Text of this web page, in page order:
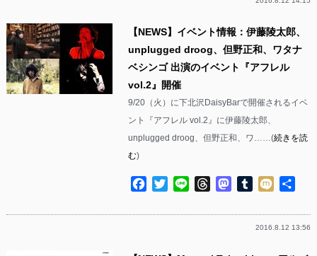
【NEWS】イベント情報：伊藤陵太郎、
unplugged droog、但野正和、ワタナ
ベシンゴ 出演のイベント『アフレル
vol.2』開催
9/20（火）に下北沢DaisyBarで開催されるイベ
ント『アフレル vol.2』に伊藤陵太郎、
unplugged droog、但野正和、ワ……(続きを読
む)
Facebook
TwitterLine ThreadsMastodon
Tumblr
Mixi
2016.8.12 13:56